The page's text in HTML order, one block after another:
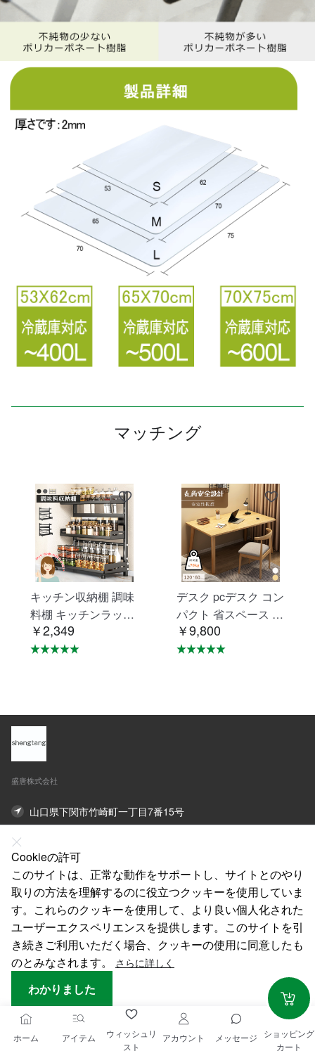
マッチング
キッチン収納棚 調味
料棚 キッチンラック
調味料ラック 三層 台
所収納 キッチン収納
￥2,349
デスク pcデスク コン
パクト 省スペース 収
納 机 スリム 北欧 パ
ソコンラック PCラ
￥9,800
ホーム アイテム
ウィッシュリ
スト
アカウント メッセージ
ショッピング
カート
盛唐株式会社
山口県下関市竹崎町一丁目7番15号
私たちについて
法律声明
ヘルプ
サービス
Cookieの許可
このサイトは、正常な動作をサポートし、サイトとのやり
取りの方法を理解するのに役立つクッキーを使用していま
す。これらのクッキーを使用して、より良い個人化された
ユーザーエクスペリエンスを提供します。このサイトを引
き続きご利用いただく場合、クッキーの使用に同意したも
のとみなされます。
さらに詳しく
わかりました
CANCEL